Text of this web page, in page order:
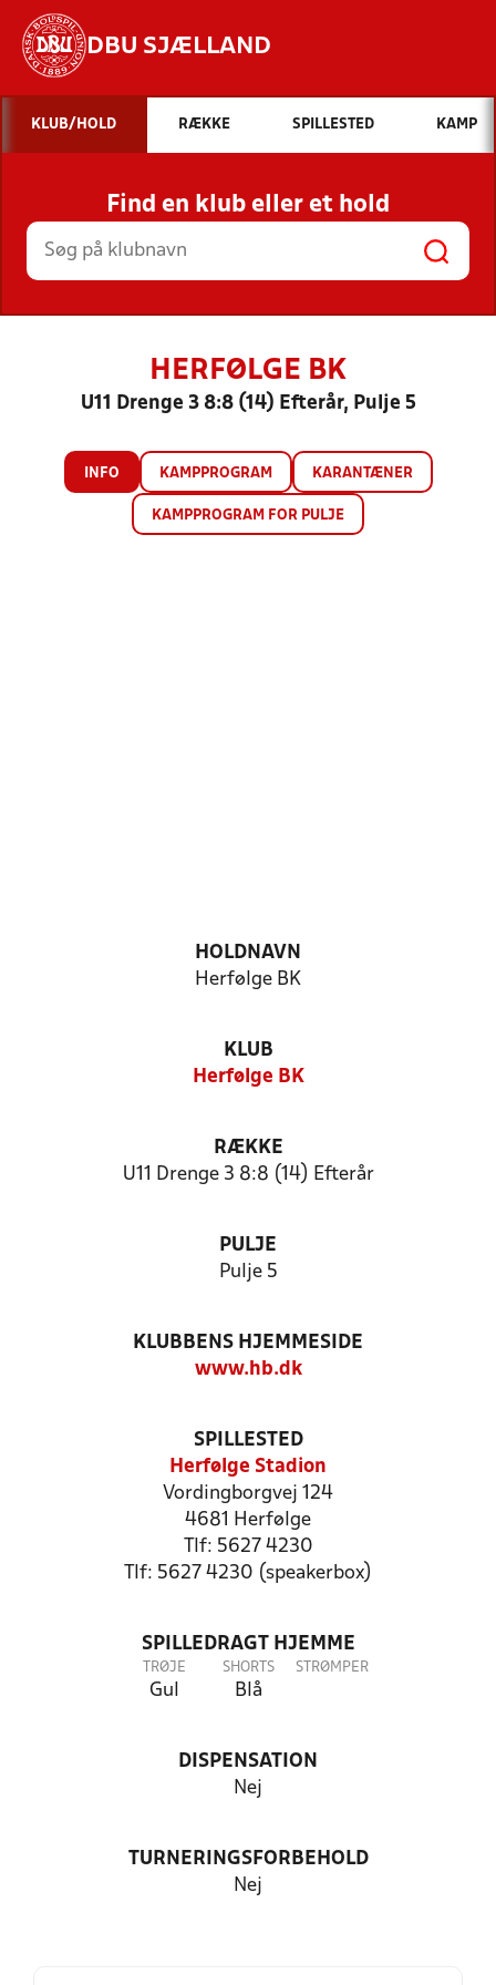
DBU SJÆLLAND
Hvad vil du søge efter?
INDHOLD OG NYHEDER
STILLINGER, RESULTATER, KLUBBER OG
HOLD
KLUB/HOLD RÆKKE SPILLESTED KAMP
Find en klub eller et hold
HERFØLGE BK
U11 Drenge 3 8:8 (14) Efterår, Pulje 5
INFO KAMPPROGRAM KARANTÆNER
KAMPPROGRAM FOR PULJE
HOLDNAVN
Herfølge BK
KLUB
Herfølge BK
RÆKKE
U11 Drenge 3 8:8 (14) Efterår
PULJE
Pulje 5
KLUBBENS HJEMMESIDE
www.hb.dk
SPILLESTED
Herfølge Stadion
Vordingborgvej 124
4681 Herfølge
Tlf: 5627 4230
Tlf: 5627 4230 (speakerbox)
SPILLEDRAGT HJEMME
TRØJE
Gul
SHORTS
Blå
STRØMPER
DISPENSATION
Nej
TURNERINGSFORBEHOLD
Nej